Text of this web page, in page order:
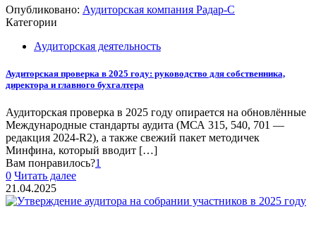
Опубликовано: Аудиторская компания Радар-С
Категории
Аудиторская деятельность
Аудиторская проверка в 2025 году: руководство для собственника,
директора и главного бухгалтера
Аудиторская проверка в 2025 году опирается на обновлённые
Международные стандарты аудита (МСА 315, 540, 701 —
редакция 2024-R2), а также свежий пакет методичек
Минфина, который вводит […]
Вам понравилось?1
0 Читать далее
21.04.2025